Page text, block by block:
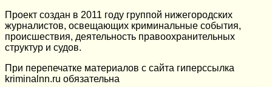
Проект создан в 2011 году группой нижегородских
журналистов, освещающих криминальные события,
происшествия, деятельность правоохранительных
структур и судов.
При перепечатке материалов c сайта гиперссылка
kriminalnn.ru обязательна